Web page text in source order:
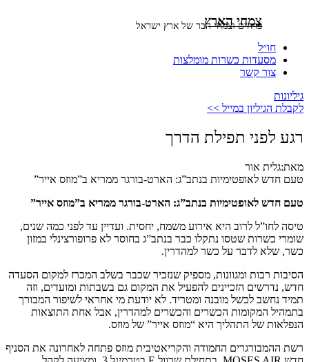
צמחי הארץ
פרחים וצמחי הבר של ארץ ישראל
חו״ל
מסעדות כשרות מומלצות
צור קשר
גיליונות
לקבלת הגיליון במייל >>
רגע לפני תפילת הדרך
מאת:גלית אור
טעם חדש לאופטימיות בנתב”ג: הארט-בורגר ממריא ב”מוזס אייר”
טעם חדש לאופטימיות בנתב”ג: הארט-בורגר ממריא ב”מוזס אייר”
טיסה לחו”ל לרוב היא אירוע משמח, יחסית. ועדיין עד לפני כמה שנים,
שומרי כשרות שטסו נתקלו כבר בנתב”ג בחוסר לא פרופורצינלי במזון
כשר, שלא לדבר על כשר למהדרין.
הסיבות רבות ומגוונות, מספיק שנזכיר שכבר בשלב המכרז למקום הסעדה
חדש, נדרשים הזכיינים להפעיל את המקום גם בשבתות ומועדים, וזה
תמיד נחשב לכשל מובנה ומטריד. לא יודעת מי אחראי לשיפור המבורך
בתמהיל המקומות הכשרים והכשרים למהדרין, אבל אחת התוצאות
הנפלאות של התהליך היא “מוזס אייר” של מוזס.
רשת ההמבורגרים החמודה והקריאטיבית מוזס פתחה לאחרונה את הסניף